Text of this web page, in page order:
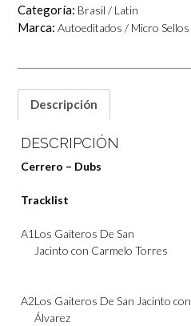
Categoría: Brasil / Latin
Marca: Autoeditados / Micro Sellos
Descripción
DESCRIPCIÓN
Cerrero – Dubs
Tracklist
A1 Los Gaiteros De San
Jacinto con Carmelo Torres
A2Los Gaiteros De San Jacinto con
Álvarez